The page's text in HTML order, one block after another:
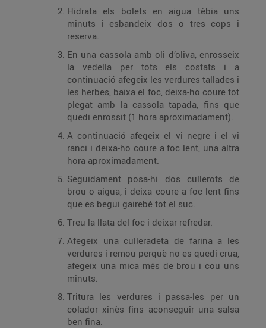
Hidrata els bolets en aigua tèbia uns
minuts i esbandeix dos o tres cops i
reserva.
En una cassola amb oli d’oliva, enrosseix
la vedella per tots els costats i a
continuació afegeix les verdures tallades i
les herbes, baixa el foc, deixa-ho coure tot
plegat amb la cassola tapada, fins que
quedi enrossit (1 hora aproximadament).
A continuació afegeix el vi negre i el vi
ranci i deixa-ho coure a foc lent, una altra
hora aproximadament.
Seguidament posa-hi dos cullerots de
brou o aigua, i deixa coure a foc lent fins
que es begui gairebé tot el suc.
Treu la llata del foc i deixar refredar.
Afegeix una culleradeta de farina a les
verdures i remou perquè no es quedi crua,
afegeix una mica més de brou i cou uns
minuts.
Tritura les verdures i passa-les per un
colador xinès fins aconseguir una salsa
ben fina.